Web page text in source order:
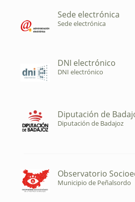
Sede electrónica
Sede electrónica
DNI electrónico
DNI electrónico
Diputación de
Diputación de Badajoz
Observatorio
Municipio de Peñalsordo